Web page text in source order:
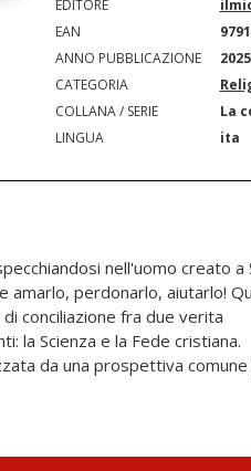
EDITORE
EAN
ANNO PUBBLICAZIONE
2025
CATEGORIA
COLLANA / SERIE
La
LINGUA
ita
nell'uomo creato a
amarlo, perdonarlo, aiutarlo!
conciliazione fra due verita
la Scienza e la Fede cristiana.
da una prospettiva
mente: motore primo del
per la nostra
Una provocazione e un invito a